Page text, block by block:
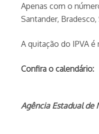
Apenas com o
Santander,
A quitação do IPVA
Confira o calendário:
Agência Estadual de